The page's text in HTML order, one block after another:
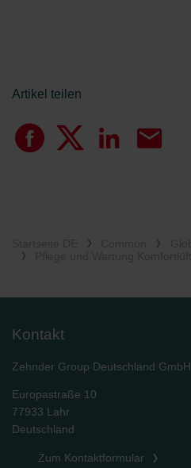
Artikel teilen
Kontakt
Zehnder Group Deutschland GmbH
Europastraße 10
77933 Lahr
Deutschland
Zum Kontaktformular